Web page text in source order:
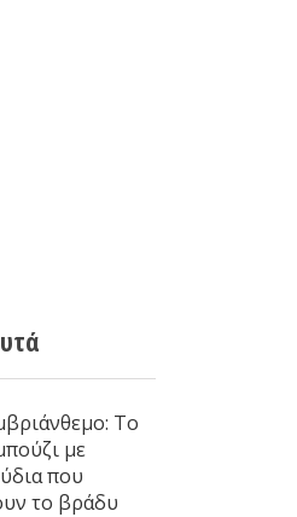
Το
με
που
το βράδυ